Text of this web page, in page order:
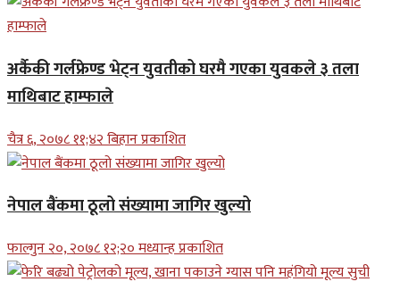
अर्कैकी गर्लफ्रेण्ड भेट्न युवतीको घरमै गएका युवकले ३ तला
माथिबाट हाम्फाले
चैत्र ६, २०७८ ११;४२ बिहान प्रकाशित
नेपाल बैंकमा ठूलो संख्यामा जागिर खुल्यो
फाल्गुन २०, २०७८ १२;२० मध्यान्ह प्रकाशित